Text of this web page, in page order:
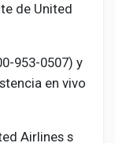
de United
953-0507) y
en vivo
Airlines s